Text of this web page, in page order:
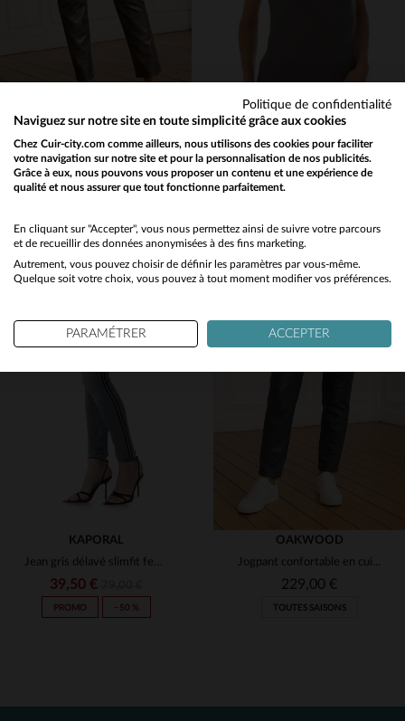
OAKWOOD
Pantalon en cuir gris métallisé femme
249,00 €
KAPORAL
Tee-shirt Forever Kaporal couleur asphalt
14,50 €
KAPORAL
Jean gris délavé slimfit femme
39,50 €
PROMO −50 %
OAKWOOD
Jogpant confortable en cuir gris foncé
229,00 €
TOUTES SAISONS
Would you like to be redirected to our English site?
No
Yes
Politique de confidentialité
Naviguez sur notre site en toute simplicité grâce aux cookies
Chez Cuir-city.com comme ailleurs, nous utilisons des cookies pour faciliter
votre navigation sur notre site et pour la personnalisation de nos publicités.
Grâce à eux, nous pouvons vous proposer un contenu et une expérience de
qualité et nous assurer que tout fonctionne parfaitement.
En cliquant sur "Accepter", vous nous permettez ainsi de suivre votre parcours
et de recueillir des données anonymisées à des fins marketing.
Autrement, vous pouvez choisir de définir les paramètres par vous-même.
Quelque soit votre choix, vous pouvez à tout moment modifier vos préférences.
PARAMÉTRER ACCEPTER